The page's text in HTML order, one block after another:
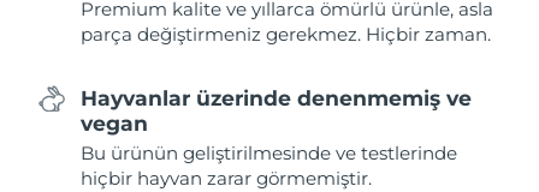
Premium kalite ve yıllarca ömürlü ürünle, asla
parça değiştirmeniz gerekmez. Hiçbir zaman.
Hayvanlar üzerinde denenmemiş ve
vegan
Bu ürünün geliştirilmesinde ve testlerinde
hiçbir hayvan zarar görmemiştir.